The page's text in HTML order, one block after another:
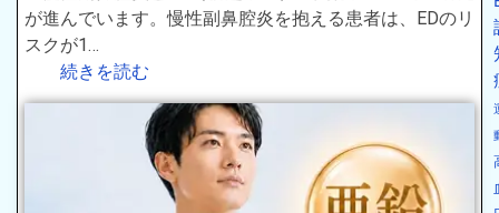
が進んでいます。慢性副鼻腔炎を抱える患者は、EDのリ
スクが1…
続きを読む